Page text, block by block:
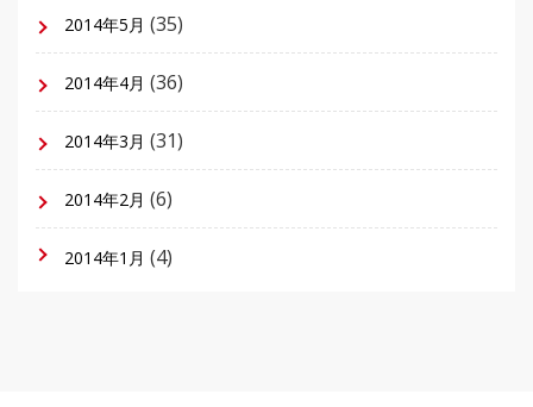
2014年5月 (35)
2014年4月 (36)
2014年3月 (31)
2014年2月 (6)
2014年1月 (4)